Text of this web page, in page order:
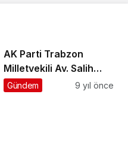
AK Parti Trabzon
Milletvekili Av. Salih
Cora Şalpazarı’nda
Gündem 9 yıl önce